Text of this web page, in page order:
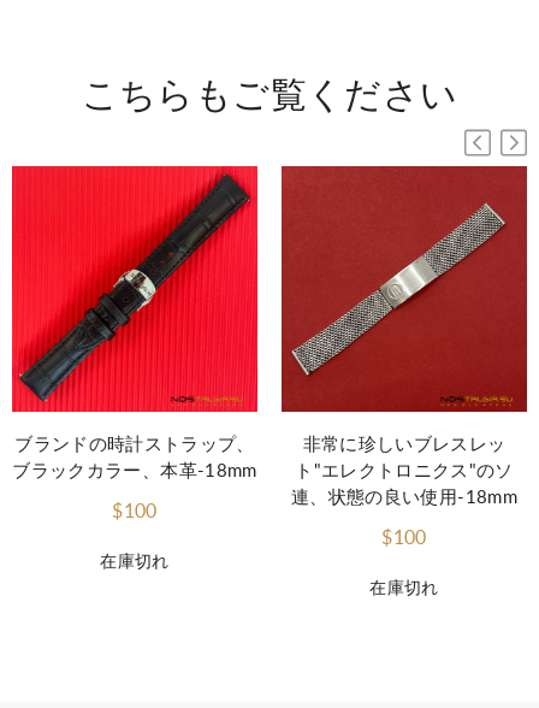
こちらもご覧ください
在庫切れ
ブランドの時計ストラップ、
ブラックカラー、本革-18mm
$100
在庫切れ
非常に珍しいブレスレッ
ト"エレクトロニクス"のソ
連、状態の良い使用-18mm
$100